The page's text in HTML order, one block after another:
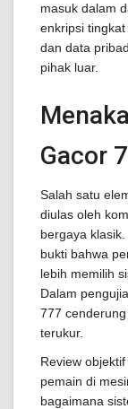
masuk dalam
enkripsi
dan data
pihak luar.
Gacor
Salah satu
diulas oleh
bergaya
bukti bahwa
lebih memilih
Dalam
777
terukur.
Review
pemain di
bagaimana